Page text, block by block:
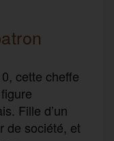
cette cheffe
Fille d’un
de société, et